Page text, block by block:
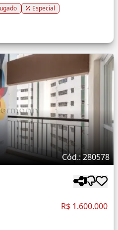
Especial
Cód.: 280578
R$ 1.600.000